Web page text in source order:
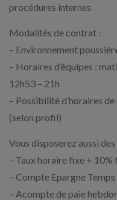
procédures internes
Modalités de contrat :
– Environnement
– Horaires d’équipes :
12h53 – 21h
– Possibilité d’horaires
(selon profil)
Vous disposerez aussi
– Taux horaire fixe + 10%
– Compte Epargne
– Acompte de paie